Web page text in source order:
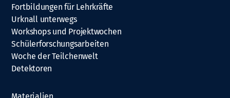
Fortbildungen für Lehrkräfte
Urknall unterwegs
Workshops und Projektwochen
Schülerforschungsarbeiten
Woche der Teilchenwelt
Detektoren